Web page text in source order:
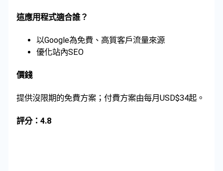
這應用程式適合誰？
以Google為免費、高質客戶流量來源
優化站內SEO
價錢
提供沒限期的免費方案；付費方案由每月USD$34起。
評分：4.8